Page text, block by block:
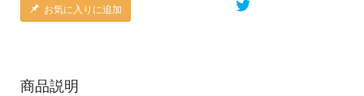
お気に入りに追加
商品説明